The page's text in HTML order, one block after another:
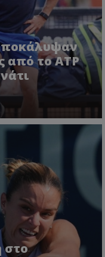
από το ATP
στο